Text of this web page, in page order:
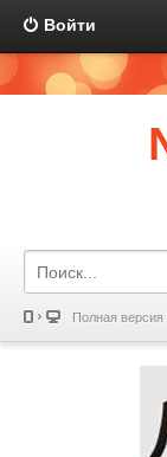
Войти
Полная версия